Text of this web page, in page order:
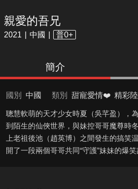
親愛的吾兄
2021 中國 普0+
簡介
國別 中國 類別 甜寵愛情❤️ 精彩
聰慧軟萌的天才少女時夏（吳芊盈），
到陌生的仙俠世界，與妹控哥哥魔尊時
上老祖後池（趙英博）之間發生的搞笑
開了一段兩個哥哥共同“守護”妹妹的爆笑